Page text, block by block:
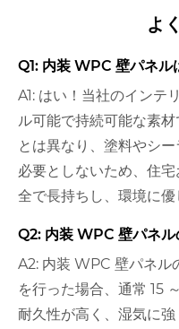
よ
Q1: 内装 WPC 壁パネル
A1: はい！当社のインテ
ル可能で持続可能な素
とは異なり、塗料やシ
必要としないため、住
全で長持ちし、環境に優
Q2: 内装 WPC 壁パネ
A2: 内装 WPC 壁パネル
を行った場合、通常 15
耐久性が高く、湿気に